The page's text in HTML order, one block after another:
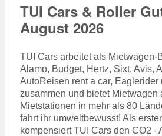
TUI Cars & Roller
August 2026
TUI Cars arbeitet als Mietwagen-
Alamo, Budget, Hertz, Sixt, Avis,
AutoReisen rent a car, Eaglerider
zusammen und bietet Mietwagen
Mietstationen in mehr als 80
fahrt ihr umweltbewusst! Als
kompensiert TUI Cars den CO2 -